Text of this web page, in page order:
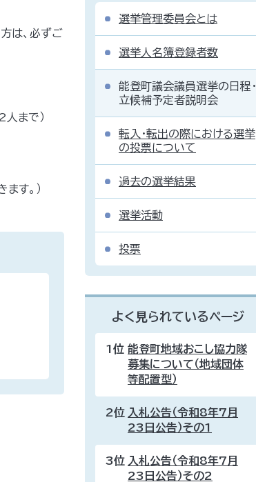
は、必ずご
まで）
す。）
選挙管理委員会とは
選挙人名簿登録者数
能登町議会議員選挙の日程・
立候補予定者説明会
転入・転出の際における選挙
の投票について
過去の選挙結果
選挙活動
投票
よく見られているページ
1位 能登町地域おこし協力隊
募集について（地域団体
等配置型）
2位 入札公告（令和8年7月
23日公告）その1
3位 入札公告（令和8年7月
23日公告）その2